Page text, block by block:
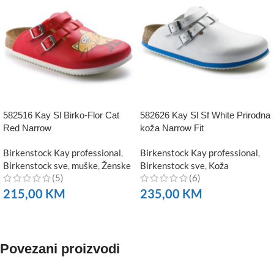
582516 Kay Sl Birko-Flor Cat
Red Narrow
Birkenstock Kay professional,
Birkenstock sve, muške, Ženske
(5)
215,00 KM
582626 Kay Sl Sf White Prirodna
koža Narrow Fit
Birkenstock Kay professional,
Birkenstock sve, Koža
(6)
235,00 KM
Povezani proizvodi